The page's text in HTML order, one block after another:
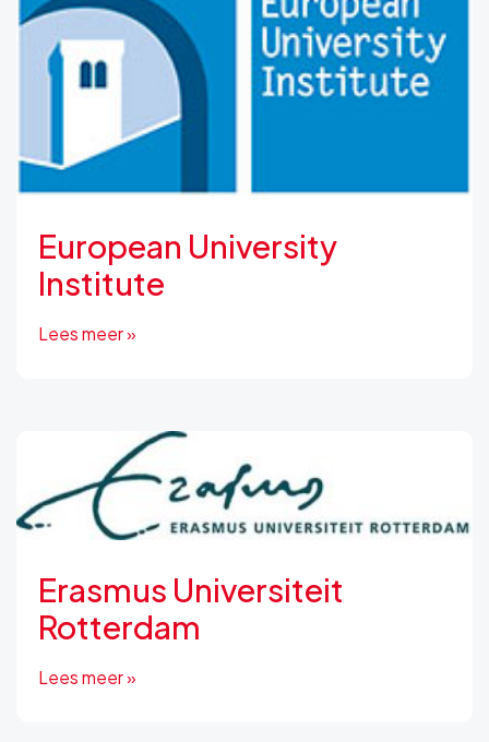
European University
Institute
Lees meer »
Erasmus Universiteit
Rotterdam
Lees meer »